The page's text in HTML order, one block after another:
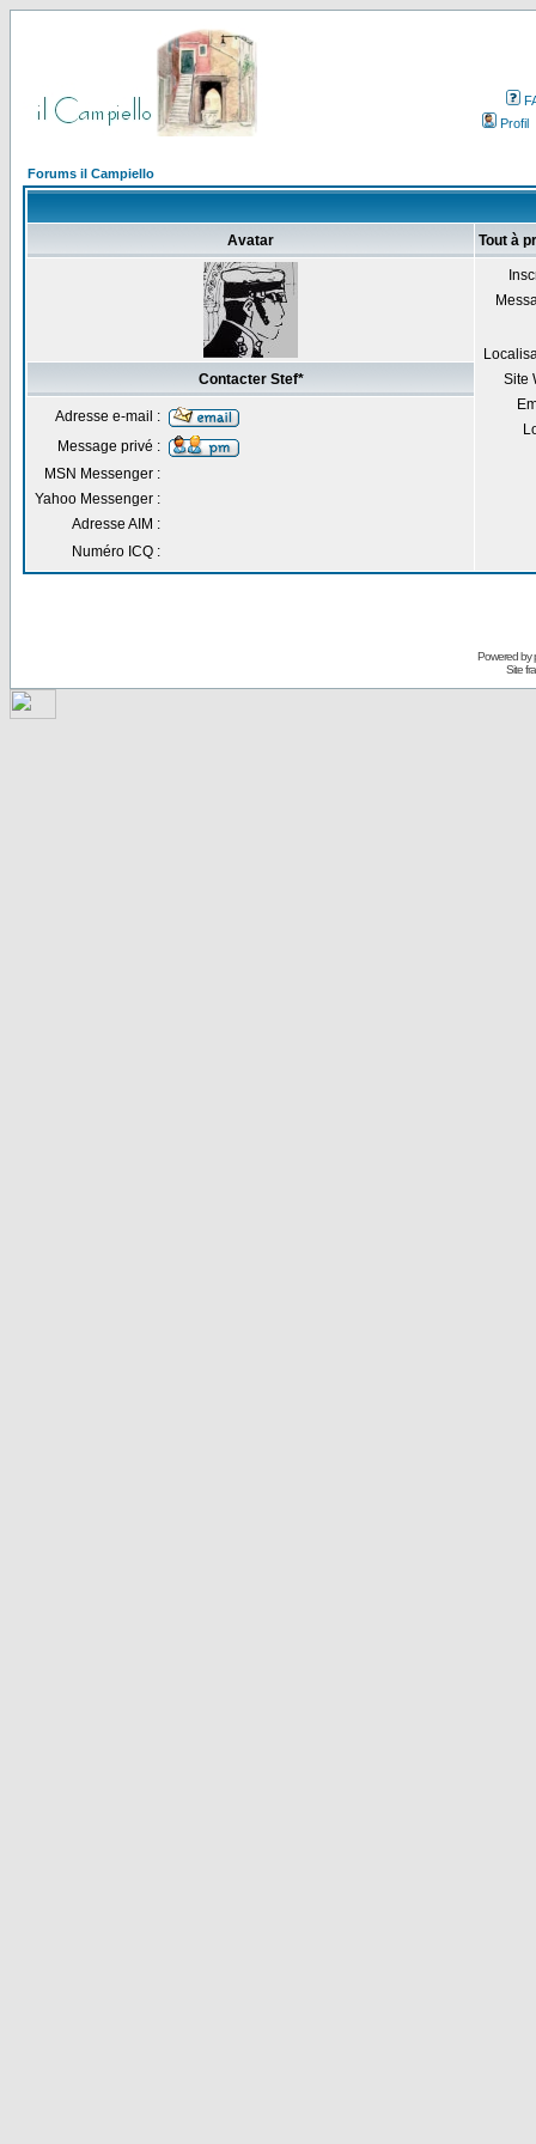
Profil
Forums il Campiello
Avatar Tout à
Site
Contacter Stef*
Adresse e-mail :
Message privé :
MSN Messenger :
Yahoo Messenger :
Adresse AIM :
Numéro ICQ :
Powered by
Site